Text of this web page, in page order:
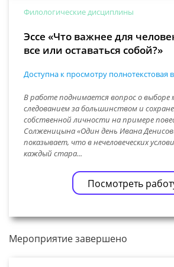
Филологические дисциплины
Эссе «Что важнее для
все или оставаться собой?»
Доступна к просмотру полнотекстовая
В работе поднимается вопрос о выборе
следованием за большинством и
собственной личности на примере
Солженицына «Один день Ивана
показывает, что в нечеловеческих
каждый стара...
Посмотреть
Мероприятие завершено